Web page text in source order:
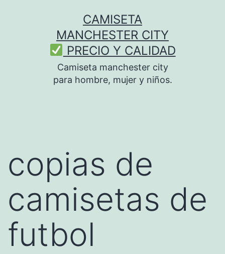
CAMISETA
MANCHESTER CITY
PRECIO Y CALIDAD
Camiseta manchester city
para hombre, mujer y niños.
copias de
camisetas de
futbol